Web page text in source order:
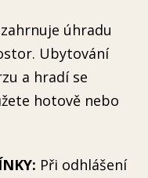
zahrnuje úhradu
Ubytování
a hradí se
hotově nebo
Při odhlášení